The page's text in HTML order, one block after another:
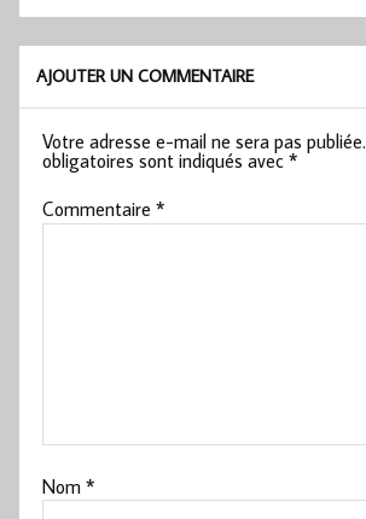
AJOUTER UN COMMENTAIRE
Votre adresse e-mail ne sera pas publiée.
obligatoires sont indiqués avec*
Commentaire*
Nom*